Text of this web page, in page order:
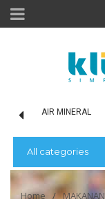
AIR MINERAL
All categories
Home / MAKANAN